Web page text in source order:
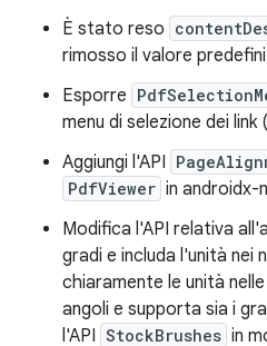
È stato reso
rimosso il valore
Esporre
menu di selezione dei link (
Aggiungi l'API
PdfViewer in androidx-
Modifica l'API relativa
gradi e includa l'unità nei
chiaramente le unità
angoli e supporta sia i
l'API StockBrushes in